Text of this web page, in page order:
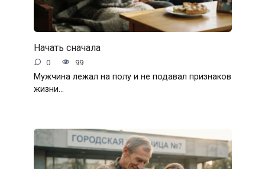
Начать сначала
0 99
Мужчина лежал на полу и не подавал признаков
жизни…